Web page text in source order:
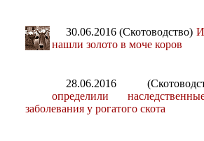
30.06.2016 (Скотоводство)
нашли золото в моче коров
28.06.2016
определили
заболевания у рогатого скота